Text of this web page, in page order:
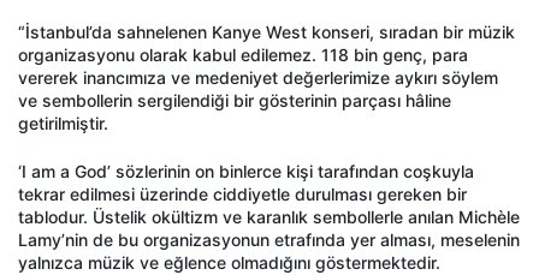
“İstanbul’da sahnelenen Kanye West konseri, sıradan bir müzik
organizasyonu olarak kabul edilemez. 118 bin genç, para
vererek inancımıza ve medeniyet değerlerimize aykırı söylem
ve sembollerin sergilendiği bir gösterinin parçası hâline
getirilmiştir.
‘I am a God’ sözlerinin on binlerce kişi tarafından coşkuyla
tekrar edilmesi üzerinde ciddiyetle durulması gereken bir
tablodur. Üstelik okültizm ve karanlık sembollerle anılan Michèle
Lamy’nin de bu organizasyonun etrafında yer alması, meselenin
yalnızca müzik ve eğlence olmadığını göstermektedir.